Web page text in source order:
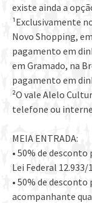
existe ainda a
¹Exclusivamente
Novo Shopping,
pagamento em
em Gramado, na
pagamento em
²O vale Alelo
telefone ou
MEIA ENTRADA:
• 50% de
Lei Federal
• 50% de
acompanhante